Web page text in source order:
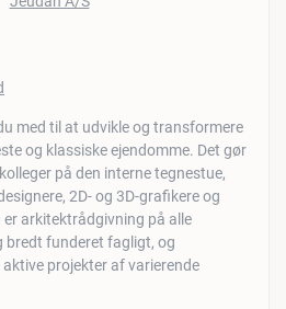
med til at udvikle og transformere
og klassiske ejendomme. Det gør
på den interne tegnestue,
2D- og 3D-grafikere og
arkitektrådgivning på alle
bredt funderet fagligt, og
projekter af varierende